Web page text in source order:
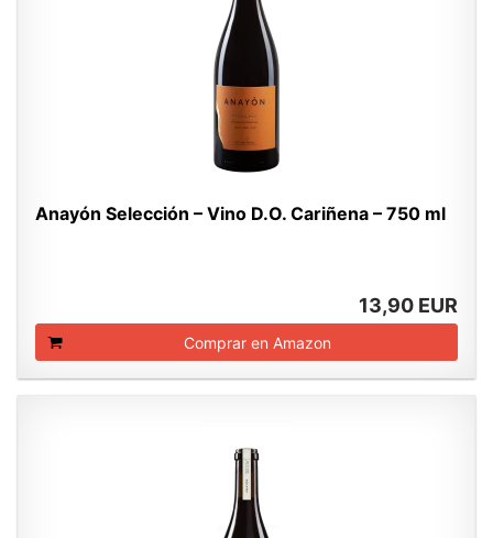
Anayón Selección – Vino D.O. Cariñena – 750 ml
13,90 EUR
Comprar en Amazon